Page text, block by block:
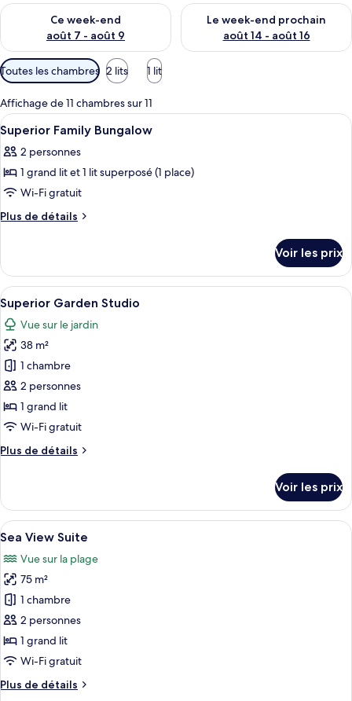
Ce week-end
août 7 - août 9
Vérifier la disponibilité pour ce week-end août 7 - août 9
Le week-end prochain
août 14 - août 16
Vérifier la disponibilité pour
Filtres
disponibles
pour
les
chambres
Toutes les chambres 2 lits 1 lit
Affichage de 11 chambres sur 11
Afficher
toutes
les
photos
pour
ce
chambre :
Superior
Family
Bungalow
Surmatelas, coffres-forts dans les
12
Superior Family Bungalow
2 personnes
1 grand lit et 1 lit superposé (1 place)
Wi-Fi gratuit
Plus de détails
Plus
le
type
de
chambre
Superior
Family
Bungalow
Voir les prix
Afficher
toutes
les
photos
pour
ce
type
de
chambre :
Superior
Une chambre avec un grand lit,
9
Superior Garden Studio
Vue sur le jardin
38 m²
1 chambre
2 personnes
1 grand lit
Wi-Fi gratuit
Plus de détails
Plus
le
type
de
Superior
Garden
Studio
Voir les prix
Afficher
toutes
les
photos
pour
ce
type
de
chambre :
Sea
Un grand lit à baldaquin, une table
8
Sea View Suite
Vue sur la plage
75 m²
1 chambre
2 personnes
1 grand lit
Wi-Fi gratuit
Plus de détails
Plus